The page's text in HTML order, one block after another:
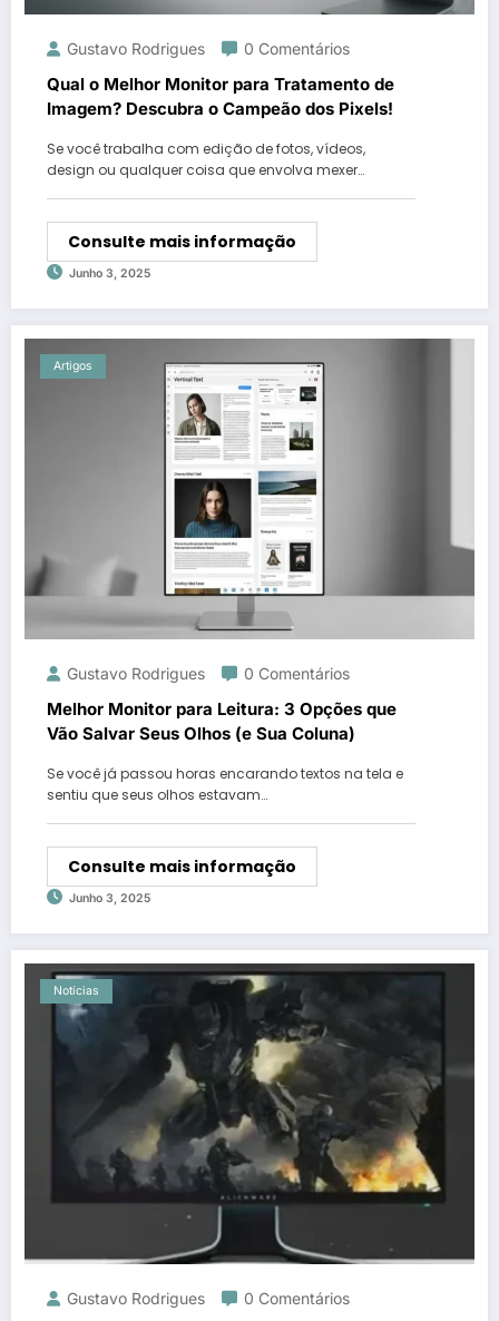
Gustavo Rodrigues 0 Comentários
Qual o Melhor Monitor para Tratamento de
Imagem? Descubra o Campeão dos Pixels!
Se você trabalha com edição de fotos, vídeos,
design ou qualquer coisa que envolva mexer…
Consulte mais informação
Junho 3, 2025
Artigos
Gustavo Rodrigues 0 Comentários
Melhor Monitor para Leitura: 3 Opções que
Vão Salvar Seus Olhos (e Sua Coluna)
Se você já passou horas encarando textos na tela e
sentiu que seus olhos estavam…
Consulte mais informação
Junho 3, 2025
Notícias
Gustavo Rodrigues 0 Comentários